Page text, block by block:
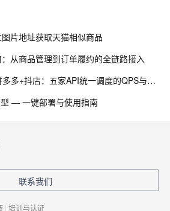
片地址获取天猫相似商品
从商品管理到订单履约的全链路接入
⚙️《淘宝+京东+1688+拼多多+抖店：五家API统一调度的QPS与配额守卫》（附Python源码）
— 一键部署与使用指南
联系我们
| 培训与认证